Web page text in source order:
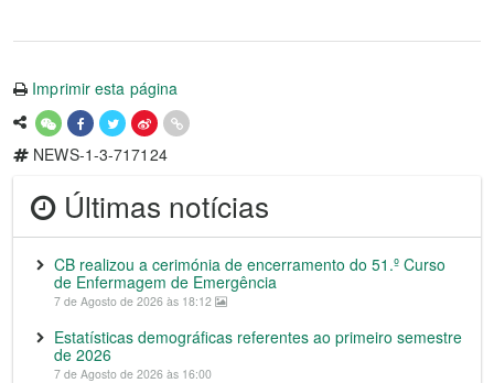
Imprimir esta página
NEWS-1-3-717124
Últimas notícias
CB realizou a cerimónia de encerramento do 51.º Curso
de Enfermagem de Emergência
7 de Agosto de 2026 às 18:12
Estatísticas demográficas referentes ao primeiro semestre
de 2026
7 de Agosto de 2026 às 16:00